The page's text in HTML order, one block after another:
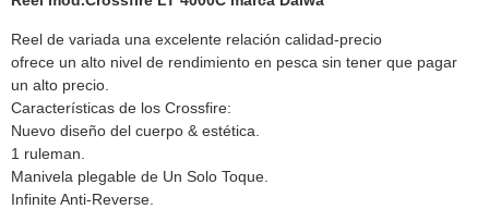
Reel de variada una excelente relación calidad-precio
ofrece un alto nivel de rendimiento en pesca sin tener que pagar
un alto precio.
Características de los Crossfire:
Nuevo diseño del cuerpo & estética.
1 ruleman.
Manivela plegable de Un Solo Toque.
Infinite Anti-Reverse.